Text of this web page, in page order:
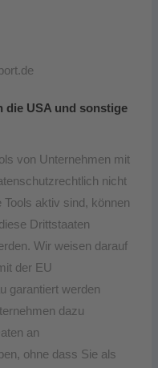
die USA und sonstige
von Unternehmen mit
nicht
aktiv sind, können
Drittstaaten
Wir weisen darauf
der EU
garantiert werden
dazu
an
ohne dass Sie als